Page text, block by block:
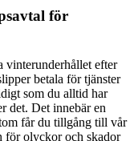
för
vinterunderhållet efter
betala för tjänster
som du alltid har
det. Det innebär en
får du tillgång till vår
för olyckor och skador